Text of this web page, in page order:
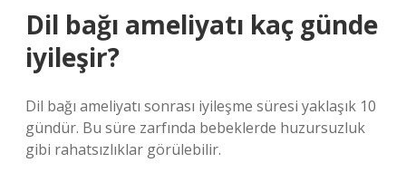
Dil bağı ameliyatı kaç günde
iyileşir?
Dil bağı ameliyatı sonrası iyileşme süresi yaklaşık 10
gündür. Bu süre zarfında bebeklerde huzursuzluk
gibi rahatsızlıklar görülebilir.